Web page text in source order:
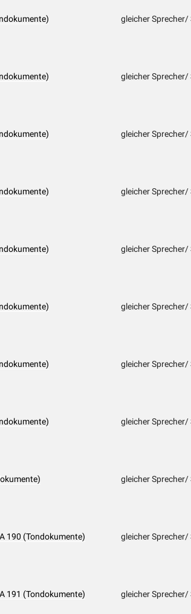
gleicher Sprecher/
gleicher Sprecher/
gleicher Sprecher/
gleicher Sprecher/
gleicher Sprecher/
gleicher Sprecher/
gleicher Sprecher/
gleicher Sprecher/
gleicher Sprecher/
190 (Tondokumente) gleicher Sprecher/
191 (Tondokumente) gleicher Sprecher/